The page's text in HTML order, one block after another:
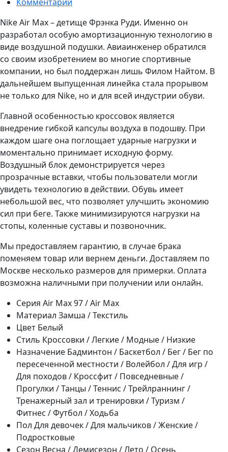
Nike Air Max – детище Фрэнка Руди. Именно он
разработал особую амортизационную технологию в
виде воздушной подушки. Авиаинженер обратился
со своим изобретением во многие спортивные
компании, но был поддержан лишь Филом Найтом. В
дальнейшем выпущенная линейка стала прорывом
не только для Nike, но и для всей индустрии обуви.
Главной особенностью кроссовок является
внедрение гибкой капсулы воздуха в подошву. При
каждом шаге она поглощает ударные нагрузки и
моментально принимает исходную форму.
Воздушный блок демонстрируется через
прозрачные вставки, чтобы пользователи могли
увидеть технологию в действии. Обувь имеет
небольшой вес, что позволяет улучшить экономию
сил при беге. Также минимизируются нагрузки на
стопы, коленные суставы и позвоночник.
Мы предоставляем гарантию, в случае брака
поменяем товар или вернем деньги. Доставляем по
Москве несколько размеров для примерки. Оплата
возможна наличными при получении или онлайн.
Серия Air Max 97 / Air Max
Материал Замша / Текстиль
Цвет Белый
Стиль Кроссовки / Легкие / Модные / Низкие
Назначение Бадминтон / Баскетбол / Бег / Бег по
пересеченной местности / Волейбол / Для игр /
Для походов / Кроссфит / Повседневные /
Прогулки / Танцы / Теннис / Трейлраннинг /
Тренажерный зал и тренировки / Туризм /
Фитнес / Футбол / Ходьба
Пол Для девочек / Для мальчиков / Женские /
Подростковые
Сезон Весна / Демисезон / Лето / Осень